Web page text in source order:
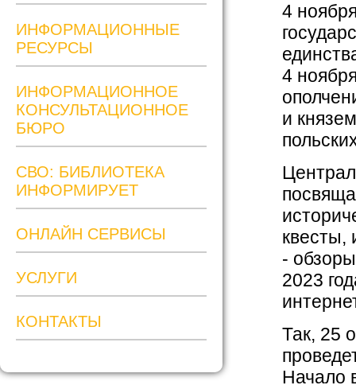
ИНФОРМАЦИОННЫЕ
РЕСУРСЫ
ИНФОРМАЦИОННОЕ
КОНСУЛЬТАЦИОННОЕ
БЮРО
СВО: БИБЛИОТЕКА
ИНФОРМИРУЕТ
ОНЛАЙН СЕРВИСЫ
УСЛУГИ
КОНТАКТЫ
4
4
и
квесты,
-
2023
Так, 25
Начало